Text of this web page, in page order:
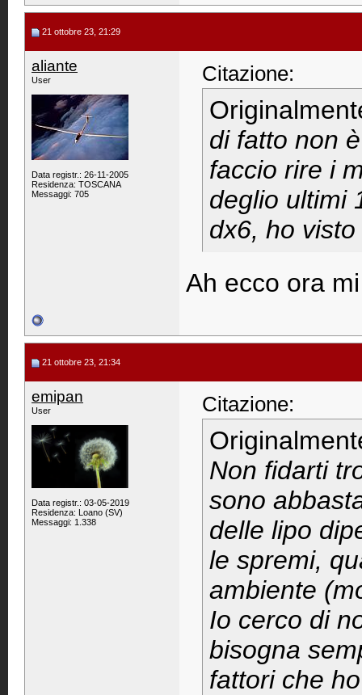
21 ottobre 23, 21:29
aliante
User
Data registr.: 26-11-2005
Residenza: TOSCANA
Messaggi: 705
Citazione:
di fatto non
faccio rire i
deglio ultimi
dx6, ho
Ah ecco ora
21 ottobre 23, 21:34
emipan
User
Data registr.: 03-05-2019
Residenza: Loano (SV)
Messaggi: 1.338
Citazione:
Non fidarti
sono
delle lipo
le spremi,
ambiente
Io cerco di
bisogna
fattori che